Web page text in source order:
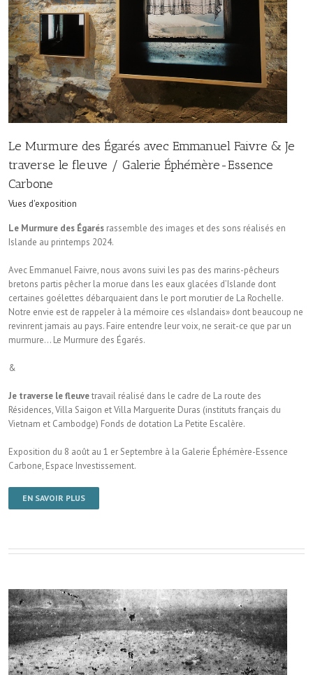
Le Murmure des Égarés avec Emmanuel Faivre & Je
traverse le fleuve / Galerie Éphémère-Essence
Carbone
Vues d'exposition
Le Murmure des Égarés rassemble des images et des sons réalisés en
Islande au printemps 2024.
Avec Emmanuel Faivre, nous avons suivi les pas des marins-pêcheurs
bretons partis pêcher la morue dans les eaux glacées d’Islande dont
certaines goélettes débarquaient dans le port morutier de La Rochelle.
Notre envie est de rappeler à la mémoire ces «Islandais» dont beaucoup ne
revinrent jamais au pays. Faire entendre leur voix, ne serait-ce que par un
murmure… Le Murmure des Égarés.
&
Je traverse le fleuvetravail réalisé dans le cadre de La route des
Résidences, Villa Saigon et Villa Marguerite Duras (instituts français du
Vietnam et Cambodge) Fonds de dotation La Petite Escalère.
Exposition du 8 août au 1 er Septembre à la Galerie Éphémère-Essence
Carbone, Espace Investissement.
EN SAVOIR PLUS